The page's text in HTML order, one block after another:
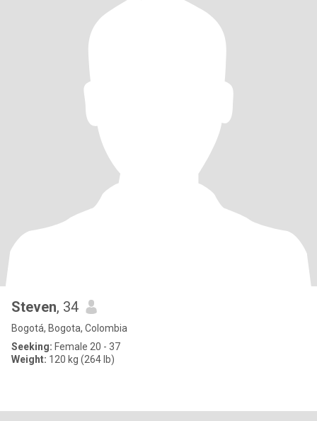
Steven, 34
Bogotá, Bogota, Colombia
Seeking: Female 20 - 37
Weight: 120 kg (264 lb)